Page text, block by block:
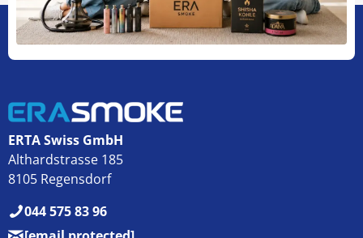
ERTA Swiss GmbH
Althardstrasse 185
8105 Regensdorf
044 575 83 96